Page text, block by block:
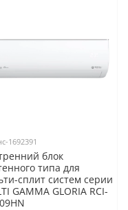
1692391
блок
типа для
сплит систем серии
GAMMA GLORIA RCI-